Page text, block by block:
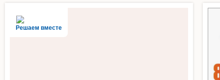
Решаем вместе